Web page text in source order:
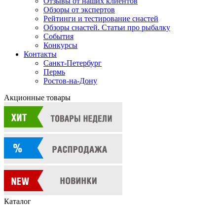
Обзоры от экспертов
Рейтинги и тестирование снастей
Обзоры снастей. Статьи про рыбалку
События
Конкурсы
Контакты
Санкт-Петербург
Пермь
Ростов-на-Дону
Акционные товары
Каталог